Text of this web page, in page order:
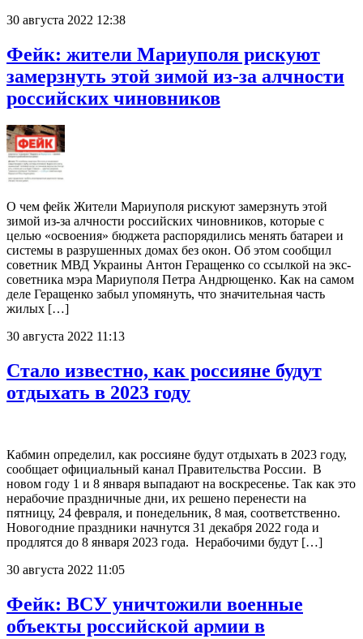
30 августа 2022 12:38
Фейк: жители Мариуполя рискуют
замерзнуть этой зимой из-за алчности
российских чиновников
О чем фейк Жители Мариуполя рискуют замерзнуть этой
зимой из-за алчности российских чиновников, которые с
целью «освоения» бюджета распорядились менять батареи и
системы в разрушенных домах без окон. Об этом сообщил
советник МВД Украины Антон Геращенко со ссылкой на экс-
советника мэра Мариуполя Петра Андрющенко. Как на самом
деле Геращенко забыл упомянуть, что значительная часть
жилых […]
30 августа 2022 11:13
Стало известно, как россияне будут
отдыхать в 2023 году
Кабмин определил, как россияне будут отдыхать в 2023 году,
сообщает официальный канал Правительства России. В
новом году 1 и 8 января выпадают на воскресенье. Так как это
нерабочие праздничные дни, их решено перенести на
пятницу, 24 февраля, и понедельник, 8 мая, соответственно.
Новогодние праздники начнутся 31 декабря 2022 года и
продлятся до 8 января 2023 года. Нерабочими будут […]
30 августа 2022 11:05
Фейк: ВСУ уничтожили военные
объекты российской армии в